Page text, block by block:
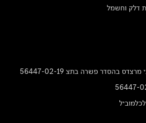
דלק וחשמל
בהסדר פשרה בתצ 56447-02-19